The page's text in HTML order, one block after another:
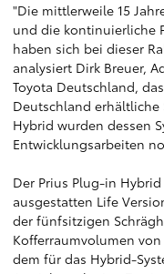
"Die mittlerweile 15
und die kontinuierliche
haben sich bei dieser
analysiert Dirk Breuer,
Toyota Deutschland,
Deutschland erhältliche
Hybrid wurden dessen
Entwicklungsarbeiten
Der Prius Plug-in
ausgestatten Life
der fünfsitzigen
Kofferraumvolumen
dem für das Hybrid-